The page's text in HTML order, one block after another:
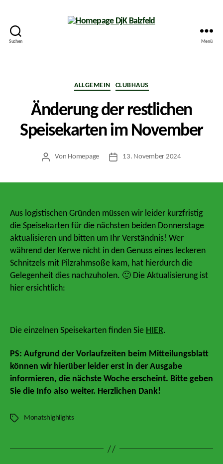
Suchen Menü
Kategorien
ALLGEMEIN CLUBHAUS
Änderung der restlichen
Speisekarten im November
Beitragsautor
Von Homepage Veröffentlichungsdatum
13. November 2024
Aus logistischen Gründen müssen wir leider kurzfristig
die Speisekarten für die nächsten beiden Donnerstage
aktualisieren und bitten um Ihr Verständnis! Wer
während der Kerwe nicht in den Genuss eines leckeren
Schnitzels mit Pilzrahmsoße kam, hat hierdurch die
Gelegenheit dies nachzuholen. 🙂 Die Aktualisierung ist
hier ersichtlich:
Die einzelnen Speisekarten finden Sie HIER.
PS: Aufgrund der Vorlaufzeiten beim Mitteilungsblatt
können wir hierüber leider erst in der Ausgabe
informieren, die nächste Woche erscheint. Bitte geben
Sie die Info also weiter. Herzlichen Dank!
Schlagwörter
Monatshighlights